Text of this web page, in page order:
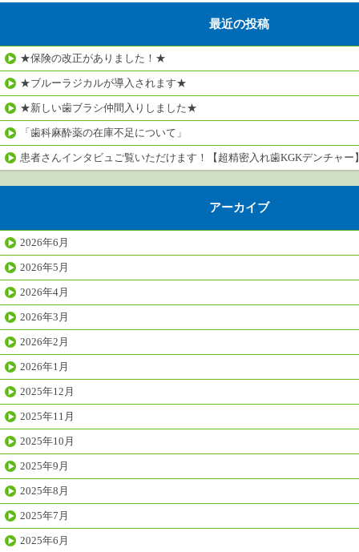
最近の投稿
★保険の改正がありました！★
★ブルーラジカルが導入されます★
★新しい歯ブラシ仲間入りしました★
「歯科麻酔薬の在庫不足について」
患者さんインタビュご覧いただけます！【超精密入れ歯KGKデンチャー
アーカイブ
2026年6月
2026年5月
2026年4月
2026年3月
2026年2月
2026年1月
2025年12月
2025年11月
2025年10月
2025年9月
2025年8月
2025年7月
2025年6月